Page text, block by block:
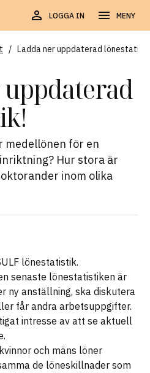
LOGGA IN MENY
/ Ladda ner uppdaterad
medellönen för en
Hur stora är
inom olika
lönestatistik.
senaste lönestatistiken är
ny anställning, ska diskutera
får andra arbetsuppgifter.
intresse av att se aktuell
och mäns löner
de löneskillnader som